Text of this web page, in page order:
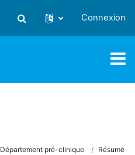
Activer/désactiver la saisie
Connexion
Département pré-clinique Résumé